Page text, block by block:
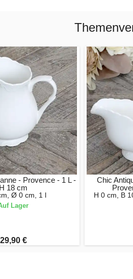
- Provence - 1 L -
H 18 cm
Ø 0 cm, 1 l
Lager
29,90 €
Chic
H 0 cm, B